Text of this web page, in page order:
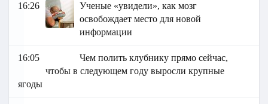
16:26
Ученые «увидели», как мозг
освобождает место для новой
информации
16:05
Чем полить клубнику прямо сейчас,
чтобы в следующем году выросли крупные
ягоды